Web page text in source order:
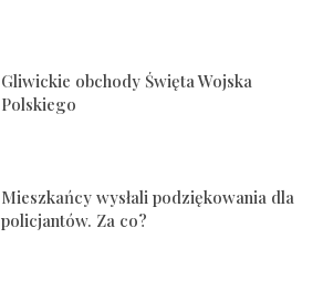
Gliwickie obchody Święta Wojska
Polskiego
Mieszkańcy wysłali podziękowania dla
policjantów. Za co?